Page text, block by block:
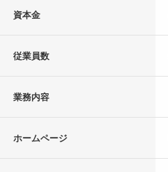
資本金
従業員数
業務内容
ホームページ